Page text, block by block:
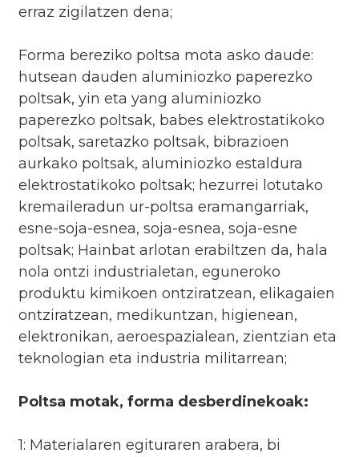
erraz zigilatzen dena;
Forma bereziko poltsa mota asko daude:
hutsean dauden aluminiozko paperezko
poltsak, yin eta yang aluminiozko
paperezko poltsak, babes elektrostatikoko
poltsak, saretazko poltsak, bibrazioen
aurkako poltsak, aluminiozko estaldura
elektrostatikoko poltsak; hezurrei lotutako
kremaileradun ur-poltsa eramangarriak,
esne-soja-esnea, soja-esnea, soja-esne
poltsak; Hainbat arlotan erabiltzen da, hala
nola ontzi industrialetan, eguneroko
produktu kimikoen ontziratzean, elikagaien
ontziratzean, medikuntzan, higienean,
elektronikan, aeroespazialean, zientzian eta
teknologian eta industria militarrean;
Poltsa motak, forma desberdinekoak:
1: Materialaren egituraren arabera, bi